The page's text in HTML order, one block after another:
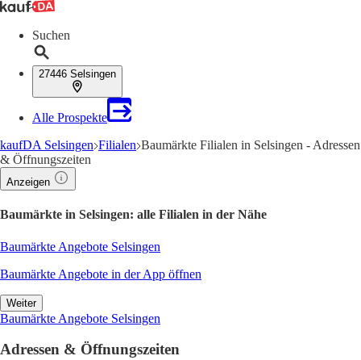
Suchen
27446 Selsingen
Alle Prospekte
kaufDA Selsingen Filialen Baumärkte Filialen in Selsingen - Adressen
& Öffnungszeiten
Anzeigen
Baumärkte in Selsingen: alle Filialen in der Nähe
Baumärkte Angebote Selsingen
Baumärkte Angebote in der App öffnen
Weiter
Baumärkte Angebote Selsingen
Adressen & Öffnungszeiten